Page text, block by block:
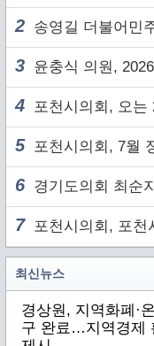
2 송영길 더불어민주당 당대
3 윤충식 의원, 2026년
4 포천시의회, 오는
5 포천시의회, 7월 정
6 경기도의회 최순자 의
7포천시의회, 포천
최신뉴스
경상원, 지역화폐·
구 완료…지역경제